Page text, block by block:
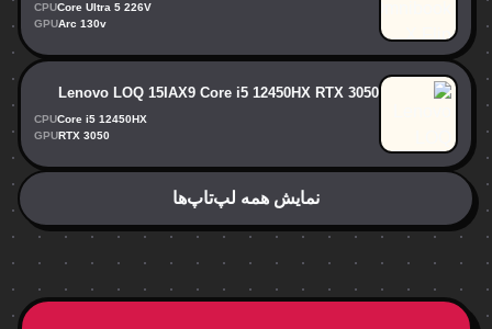
CPUCore Ultra 5 226V
GPUArc 130v
Lenovo LOQ 15IAX9 Core i5 12450HX RTX 3050
CPUCore i5 12450HX
GPURTX 3050
نمایش همه لپ‌تاپ‌ها